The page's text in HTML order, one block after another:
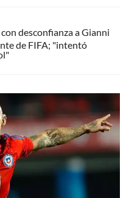
desconfianza a Gianni
de FIFA; "intentó